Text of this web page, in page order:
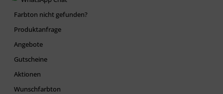
Farbton nicht gefunden?
Produktanfrage
Angebote
Gutscheine
Aktionen
Wunschfarbton